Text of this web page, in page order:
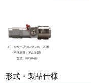
形式・製品仕様